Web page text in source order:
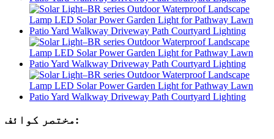
مختصر کوائف: